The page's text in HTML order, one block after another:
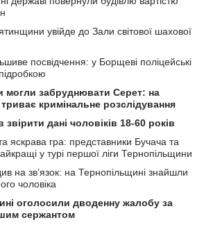
увійде до Зали світової шахової
посвідчення: у Борщеві поліцейські
могли забруднювати Серет: на
кримінальне розслідування
дані чоловіків 18-60 років
яскрава гра: представники Бучача та
у турі першої ліги Тернопільщини
на зв’язок: на Тернопільщині знайшли
чоловіка
оголосили дводенну жалобу за
сержантом